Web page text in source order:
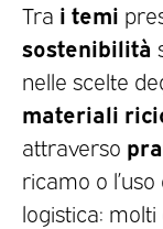
Tra i temi
sostenibilità
nelle scelte
materiali
attraverso
ricamo o
logistica: